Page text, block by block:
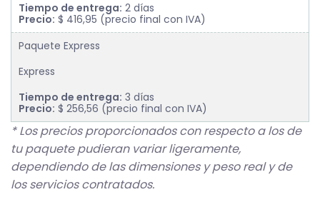
Tiempo de entrega: 2 días
Precio: $ 416,95 (precio final con IVA)
Paquete Express
Express
Tiempo de entrega: 3 días
Precio: $ 256,56 (precio final con IVA)
* Los precios proporcionados con respecto a los de
tu paquete pudieran variar ligeramente,
dependiendo de las dimensiones y peso real y de
los servicios contratados.